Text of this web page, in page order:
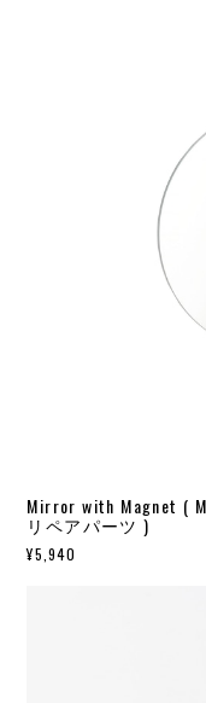
Mirror with Magnet (
リペアパーツ )
¥5,940